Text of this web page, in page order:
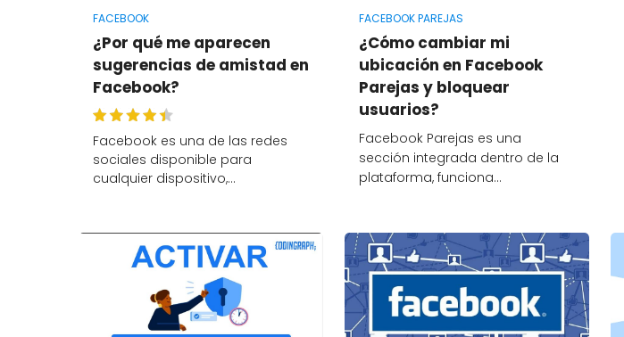
FACEBOOK
¿Por qué me aparecen
sugerencias de amistad en
Facebook?
Facebook es una de las redes
sociales disponible para
cualquier dispositivo,…
FACEBOOK PAREJAS
¿Cómo cambiar mi
ubicación en Facebook
Parejas y bloquear
usuarios?
Facebook Parejas es una
sección integrada dentro de la
plataforma, funciona…